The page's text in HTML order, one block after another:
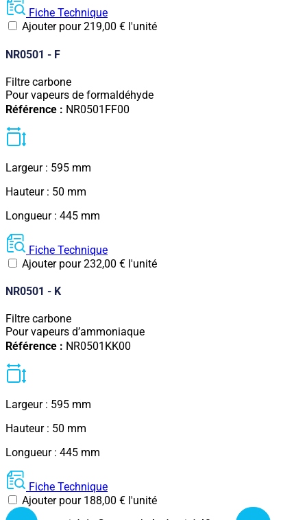
Fiche Technique
Ajouter pour219,00 € l'unité
NR0501 - F
Filtre carbone
Pour vapeurs de formaldéhyde
Référence : NR0501FF00
Largeur : 595 mm
Hauteur : 50 mm
Longueur : 445 mm
Fiche Technique
Ajouter pour232,00 € l'unité
NR0501 - K
Filtre carbone
Pour vapeurs d’ammoniaque
Référence : NR0501KK00
Largeur : 595 mm
Hauteur : 50 mm
Longueur : 445 mm
Fiche Technique
Ajouter pour 188,00 € l'unité